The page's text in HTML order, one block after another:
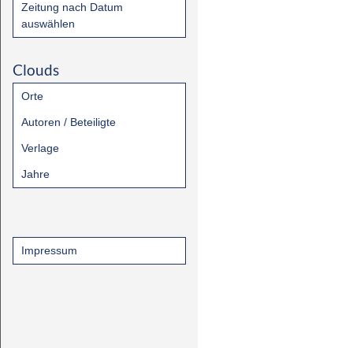
Zeitung nach Datum
auswählen
Clouds
Orte
Autoren / Beteiligte
Verlage
Jahre
Impressum